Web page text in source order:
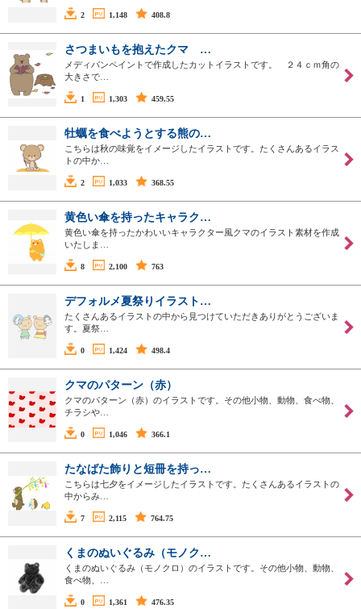
2 1,148 408.8
さつまいもを抱えたクマ …
メディバンペイントで作成したカットイラストです。 ２４ｃｍ角の
大きさで…
1 1,303 459.55
牡蠣を食べようとする熊の…
こちらは秋の味覚をイメージしたイラストです。たくさんあるイラス
トの中か…
2 1,033 368.55
黄色い傘を持ったキャラク…
黄色い傘を持ったかわいいキャラクター風クマのイラスト素材を作成
いたしま…
8 2,100 763
デフォルメ夏祭りイラスト…
たくさんあるイラストの中から見つけていただきありがとうございま
す。夏祭…
0 1,424 498.4
クマのパターン（赤）
クマのパターン（赤）のイラストです。その他小物、動物、食べ物、
チラシや…
0 1,046 366.1
たなばた飾りと短冊を持っ…
こちらは七夕をイメージしたイラストです。たくさんあるイラストの
中からみ…
7 2,115 764.75
くまのぬいぐるみ（モノク…
くまのぬいぐるみ（モノクロ）のイラストです。その他小物、動物、
食べ物、…
0 1,361 476.35